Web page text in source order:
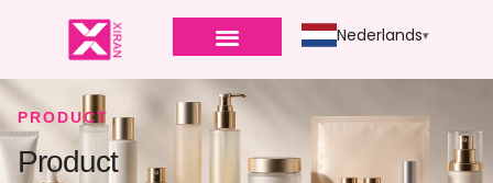
Nederlands
PRODUCT
Product